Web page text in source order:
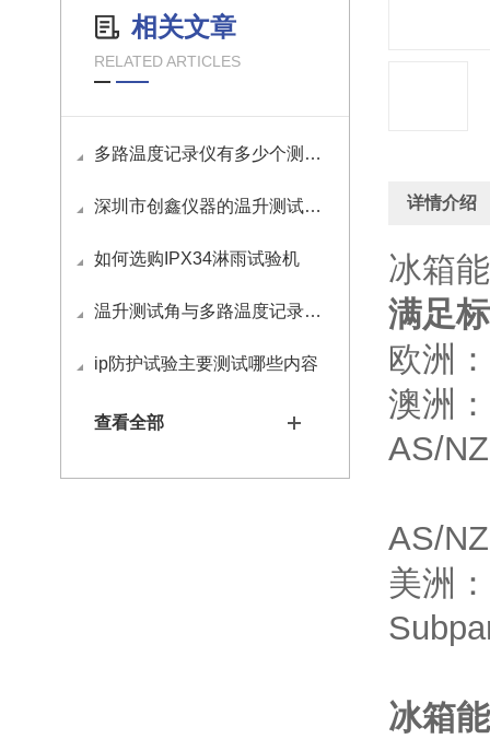
相关文章
RELATED ARTICLES
多路温度记录仪有多少个测试通道？
深圳市创鑫仪器的温升测试角有哪些优势？
如何选购IPX34淋雨试验机
温升测试角与多路温度记录仪如何接线
ip防护试验主要测试哪些内容
查看全部
详情介绍
冰箱
满足
欧洲：
澳洲：
AS/
AS/
美洲：
冰箱